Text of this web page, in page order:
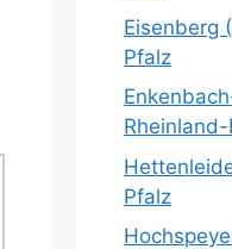
Eisenberg
Pfalz
Pfalz